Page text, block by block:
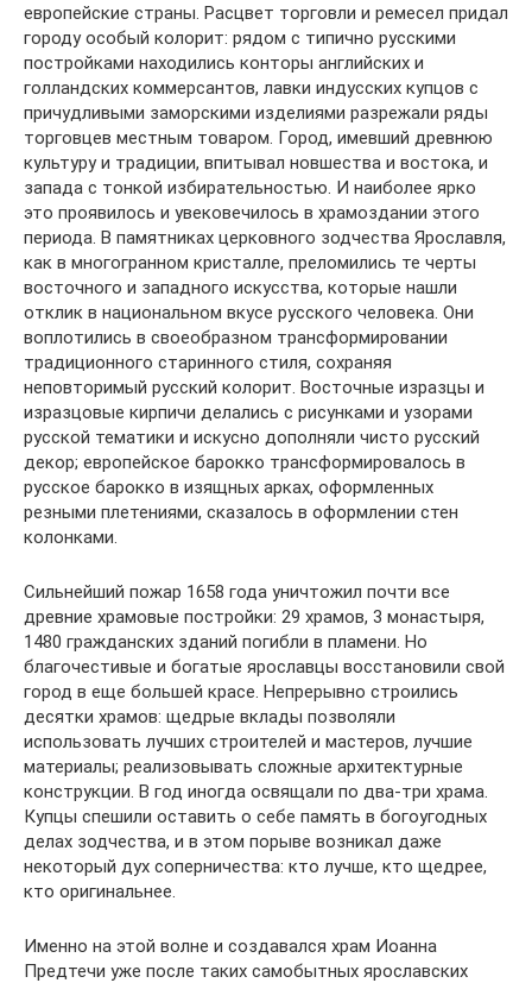
европейские страны. Расцвет торговли и ремесел придал
городу особый колорит: рядом с типично русскими
постройками находились конторы английских и
голландских коммерсантов, лавки индусских купцов с
причудливыми заморскими изделиями разрежали ряды
торговцев местным товаром. Город, имевший древнюю
культуру и традиции, впитывал новшества и востока, и
запада с тонкой избирательностью. И наиболее ярко
это проявилось и увековечилось в храмоздании этого
периода. В памятниках церковного зодчества Ярославля,
как в многогранном кристалле, преломились те черты
восточного и западного искусства, которые нашли
отклик в национальном вкусе русского человека. Они
воплотились в своеобразном трансформировании
традиционного старинного стиля, сохраняя
неповторимый русский колорит. Восточные изразцы и
изразцовые кирпичи делались с рисунками и узорами
русской тематики и искусно дополняли чисто русский
декор; европейское барокко трансформировалось в
русское барокко в изящных арках, оформленных
резными плетениями, сказалось в оформлении стен
колонками.
Сильнейший пожар 1658 года уничтожил почти все
древние храмовые постройки: 29 храмов, 3 монастыря,
1480 гражданских зданий погибли в пламени. Но
благочестивые и богатые ярославцы восстановили свой
город в еще большей красе. Непрерывно строились
десятки храмов: щедрые вклады позволяли
использовать лучших строителей и мастеров, лучшие
материалы; реализовывать сложные архитектурные
конструкции. В год иногда освящали по два-три храма.
Купцы спешили оставить о себе память в богоугодных
делах зодчества, и в этом порыве возникал даже
некоторый дух соперничества: кто лучше, кто щедрее,
кто оригинальнее.
Именно на этой волне и создавался храм Иоанна
Предтечи уже после таких самобытных ярославских